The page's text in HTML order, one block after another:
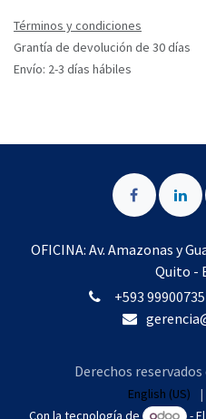
Términos y condiciones
Grantía de devolución de 30 días
Envío: 2-3 días hábiles
OFICINA: Av. Amazonas y
Quito -
+593
Derechos
English (US) |
Con la tecnología de
-